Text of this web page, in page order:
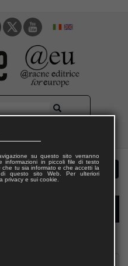
su questo sito verranno
informazioni in piccoli file di testo
che tu sia informato e che accetti la
questo sito Web. Per ulteriori
privacy e sui cookie.